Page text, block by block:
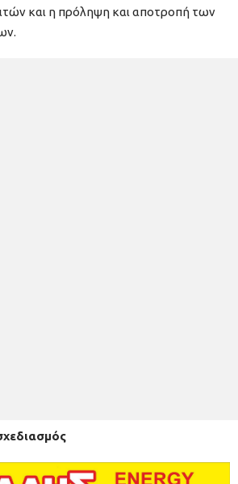
και η πρόληψη και αποτροπή των